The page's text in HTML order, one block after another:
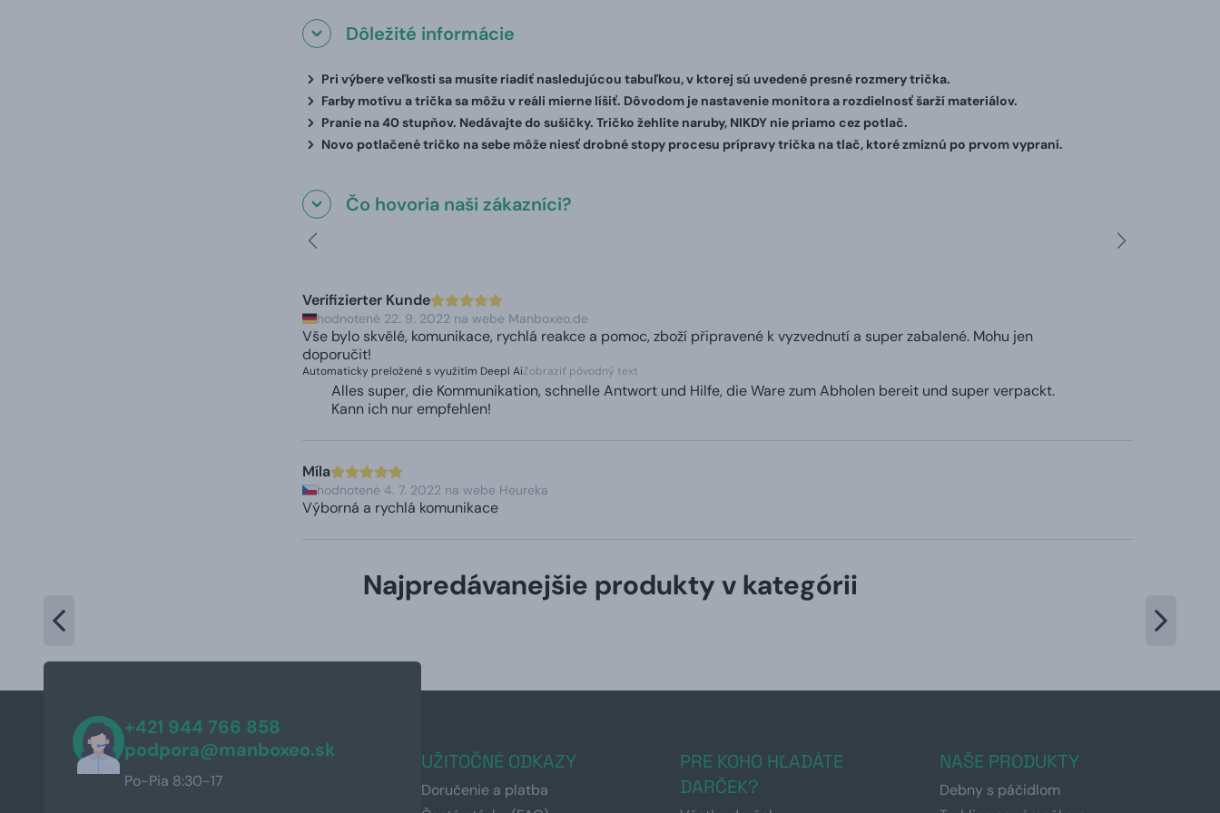
Dôležité informácie
Pri výbere veľkosti sa musíte riadiť nasledujúcou tabuľkou, v ktorej sú uvedené presné rozmery trička.
Farby motívu a trička sa môžu v reáli mierne líšiť. Dôvodom je nastavenie monitora a rozdielnosť šarží materiálov.
Pranie na 40 stupňov. Nedávajte do sušičky. Tričko žehlite naruby, NIKDY nie priamo cez potlač.
Novo potlačené tričko na sebe môže niesť drobné stopy procesu prípravy trička na tlač, ktoré zmiznú po prvom vypraní.
Čo hovoria naši zákazníci?
Verifizierter Kunde
hodnotené 22. 9. 2022 na webe Manboxeo.de
Vše bylo skvělé, komunikace, rychlá reakce a pomoc, zboží připravené k vyzvednutí a super zabalené. Mohu jen
doporučit!
Automaticky preložené s využitím Deepl AiZobraziť pôvodný text
Alles super, die Kommunikation, schnelle Antwort und Hilfe, die Ware zum Abholen bereit und super verpackt.
Kann ich nur empfehlen!
Míla
hodnotené 4. 7. 2022 na webe Heureka
Výborná a rychlá komunikace
Najpredávanejšie produkty v kategórii
+421 944 766 858
podpora@manboxeo.sk
Po-Pia 8:30-17
UŽITOČNÉ ODKAZY
Doručenie a platba
PRE KOHO HĽADÁTE
DARČEK?
NAŠE PRODUKTY
Debny s páčidlom